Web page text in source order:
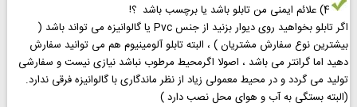
4) علائم ایمنی من تابلو باشد یا برچسب باشد ؟!
اگر تابلو بخواهید روی دیوار بزنید از جنس Pvc یا گالوانیزه می تواند باشد (
بیشترین نوع سفارش مشتریان ) ، البته تابلو آلومینیوم هم می توانید سفارش
دهید اما گرانتر می باشد ، اصولا اگرمحیط مرطوب نباشد نیازی نیست و سفارشی
تولید می گردد و در محیط معمولی زیاد از نظر ماندگاری با گالوانیزه فرقی ندارد.
(البته بستگی به آب و هوای محل نصب دارد )